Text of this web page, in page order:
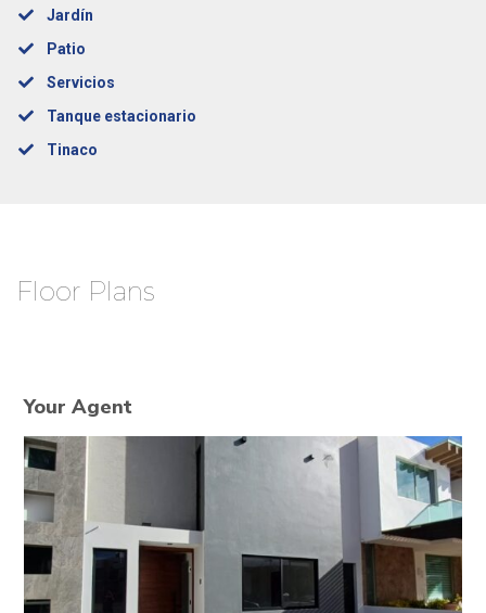
Jardín
Patio
Servicios
Tanque estacionario
Tinaco
Floor Plans
Your Agent